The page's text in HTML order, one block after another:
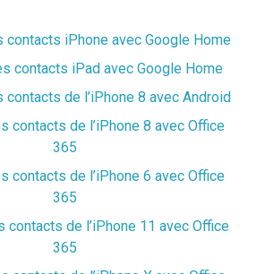
contacts iPhone avec Google Home
contacts iPad avec Google Home
contacts de l’iPhone 8 avec Android
365
365
365